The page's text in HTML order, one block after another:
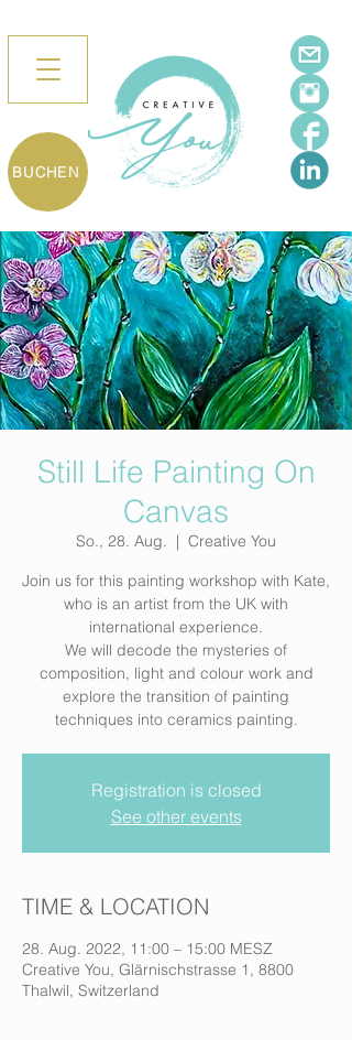
BUCHEN
Still Life Painting On
Canvas
So., 28. Aug.
  |
Creative You
Join us for this painting workshop with Kate,
who is an artist from the UK with
international experience.
We will decode the mysteries of
composition, light and colour work and
explore the transition of painting
techniques into ceramics painting.
Registration is closed
See other events
TIME & LOCATION
28. Aug. 2022, 11:00 – 15:00 MESZ
Creative You, Glärnischstrasse 1, 8800
Thalwil, Switzerland